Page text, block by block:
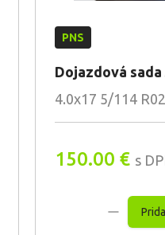
PNS
Dojazdová sada
4.0x17 5/114
150.00 € s